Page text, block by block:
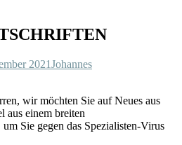
2021Johannes
wir möchten Sie auf Neues aus
aus einem breiten
Sie gegen das Spezialisten-Virus